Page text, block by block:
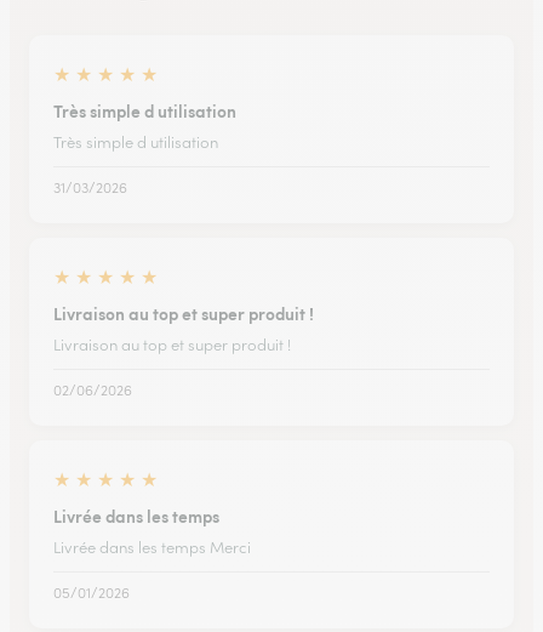
★ ★ ★ ★ ★
Très simple d utilisation
Très simple d utilisation
31/03/2026
★ ★ ★ ★ ★
Livraison au top et super produit !
Livraison au top et super produit !
02/06/2026
★ ★ ★ ★ ★
Livrée dans les temps
Livrée dans les temps Merci
05/01/2026